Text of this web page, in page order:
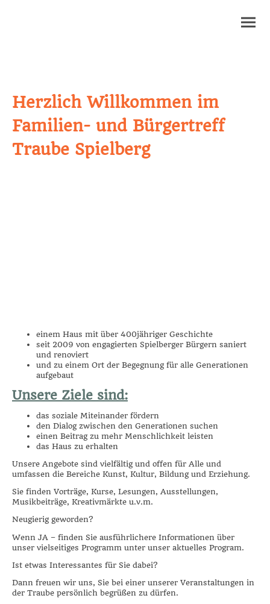
Herzlich Willkommen im
Familien- und Bürgertreff
Traube Spielberg
einem Haus mit über 400jähriger Geschichte
seit 2009 von engagierten Spielberger Bürgern saniert
und renoviert
und zu einem Ort der Begegnung für alle Generationen
aufgebaut
Unsere Ziele sind:
das soziale Miteinander fördern
den Dialog zwischen den Generationen suchen
einen Beitrag zu mehr Menschlichkeit leisten
das Haus zu erhalten
Unsere Angebote sind vielfältig und offen für Alle und
umfassen die Bereiche Kunst, Kultur, Bildung und Erziehung.
Sie finden Vorträge, Kurse, Lesungen, Ausstellungen,
Musikbeiträge, Kreativmärkte u.v.m.
Neugierig geworden?
Wenn JA – finden Sie ausführlichere Informationen über
unser vielseitiges Programm unter unser aktuelles Program.
Ist etwas Interessantes für Sie dabei?
Dann freuen wir uns, Sie bei einer unserer Veranstaltungen in
der Traube persönlich begrüßen zu dürfen.